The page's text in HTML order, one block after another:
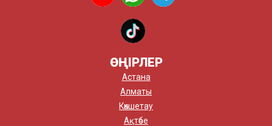
ӨҢІРЛЕР
Астана
Алматы
Көкшетау
Ақтөбе